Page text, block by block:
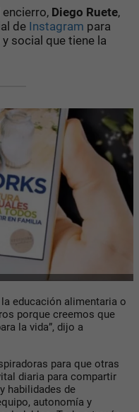
Diego Ruete,
de Instagram para
social que tiene la
educación alimentaria o
porque creemos que
la vida”, dijo a
para que otras
diaria para compartir
habilidades de
autonomía y